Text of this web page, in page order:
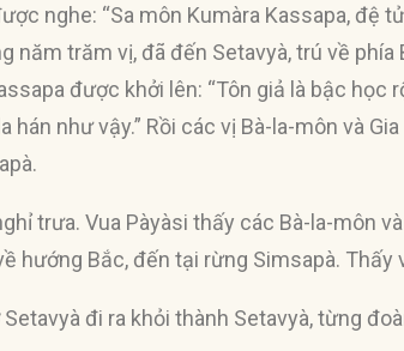
nghe: “Sa môn Kumàra Kassapa, đệ
trăm vị, đã đến Setavyà, trú về phía
được khởi lên: “Tôn giả là bậc học
như vậy.” Rồi các vị Bà-la-môn và
trưa. Vua Pàyàsi thấy các Bà-la-môn
hướng Bắc, đến tại rừng Simsapà. Thấy
đi ra khỏi thành Setavyà, từng